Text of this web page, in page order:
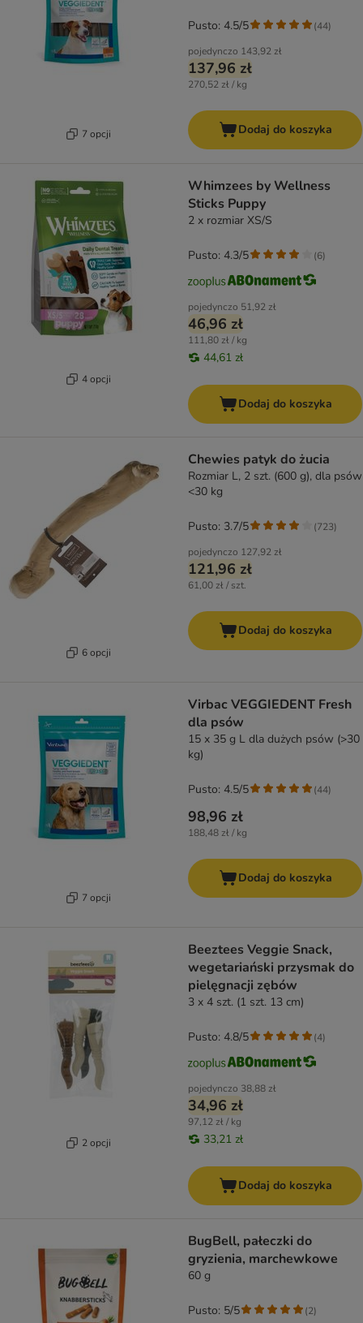
7 opcji
pojedynczo 143,92 zł
137,96 zł
270,52 zł / kg
Pusto: 4.5/5 (44)
Dodaj do koszyka
4 opcji
Whimzees by Wellness
Sticks Puppy
2 x rozmiar XS/S
pojedynczo 51,92 zł
46,96 zł
111,80 zł / kg
44,61 zł
Pusto: 4.3/5 (6)
Dodaj do koszyka
6 opcji
Chewies patyk do żucia
Rozmiar L, 2 szt. (600 g), dla psów
<30 kg
pojedynczo 127,92 zł
121,96 zł
61,00 zł / szt.
Pusto: 3.7/5 (723)
Dodaj do koszyka
7 opcji
Virbac VEGGIEDENT Fresh
dla psów
15 x 35 g L dla dużych psów (>30
kg)
98,96 zł
188,48 zł / kg
Pusto: 4.5/5 (44)
Dodaj do koszyka
2 opcji
Beeztees Veggie Snack,
wegetariański przysmak do
pielęgnacji zębów
3 x 4 szt. (1 szt. 13 cm)
pojedynczo 38,88 zł
34,96 zł
97,12 zł / kg
33,21 zł
Pusto: 4.8/5 (4)
Dodaj do koszyka
BugBell, pałeczki do
gryzienia, marchewkowe
60 g
Pusto: 5/5 (2)